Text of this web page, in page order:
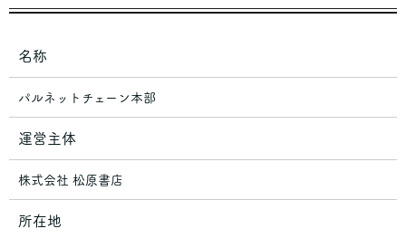
名称
パルネットチェーン本部
運営主体
株式会社 松原書店
所在地